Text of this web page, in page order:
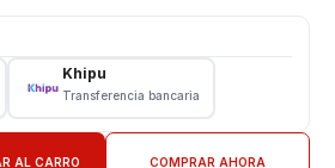
de la huella dactilar
adaptable a todos los equipos,
Khipu
Transferencia bancaria
AL CARRO COMPRAR AHORA